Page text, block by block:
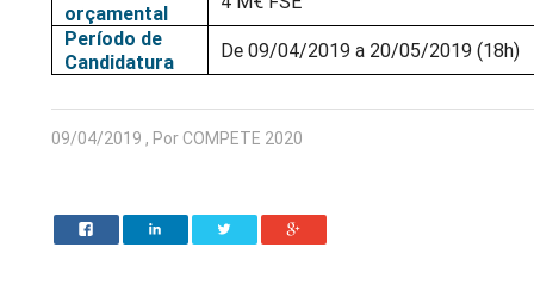
orçamental
Período de
Candidatura
De 09/04/2019 a 20/05/2019 (18h)
09/04/2019 , Por COMPETE 2020